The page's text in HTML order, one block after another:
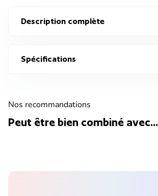
Description complète
Spécifications
Nos recommandations
Peut être bien combiné avec...